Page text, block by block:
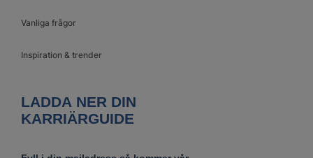
Vanliga frågor
Inspiration & trender